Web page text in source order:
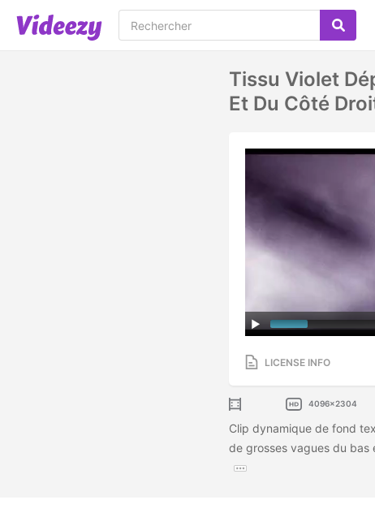
Tissu Violet
Et Du Côté
LICENSE INFO
4096x2304
Clip dynamique de fond
de grosses vagues du